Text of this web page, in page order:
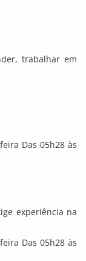
trabalhar em
Das 05h28 às
experiência na
Das 05h28 às